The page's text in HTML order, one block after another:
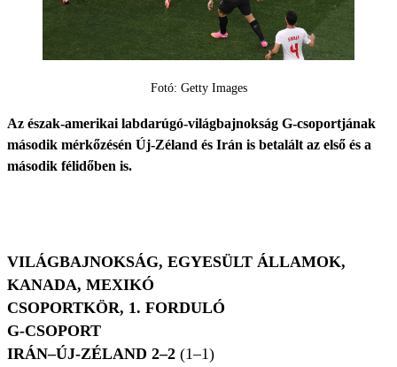
Fotó: Getty Images
Az észak-amerikai labdarúgó-világbajnokság G-csoportjának
második mérkőzésén Új-Zéland és Irán is betalált az első és a
második félidőben is.
VILÁGBAJNOKSÁG, EGYESÜLT ÁLLAMOK,
KANADA, MEXIKÓ
CSOPORTKÖR, 1. FORDULÓ
G-CSOPORT
IRÁN–ÚJ-ZÉLAND 2–2 (1–1)